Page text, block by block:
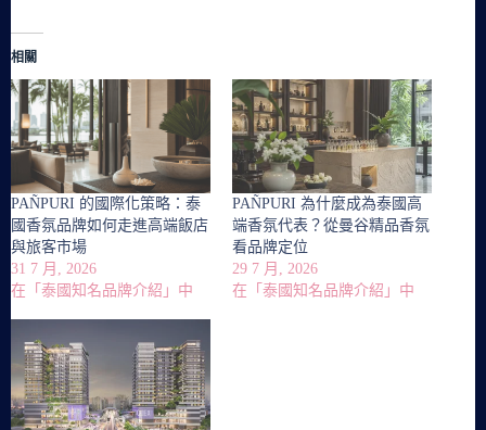
相關
PAÑPURI 的國際化策略：泰
國香氛品牌如何走進高端飯店
與旅客市場
31 7 月, 2026
在「泰國知名品牌介紹」中
PAÑPURI 為什麼成為泰國高
端香氛代表？從曼谷精品香氛
看品牌定位
29 7 月, 2026
在「泰國知名品牌介紹」中